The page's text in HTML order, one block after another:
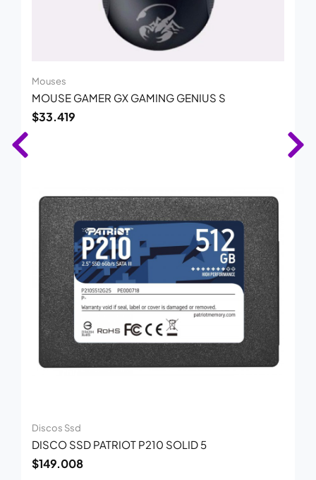
Mouses
MOUSE GAMER GX GAMING GENIUS S
$33.419
Discos Ssd
DISCO SSD PATRIOT P210 SOLID 5
$149.008